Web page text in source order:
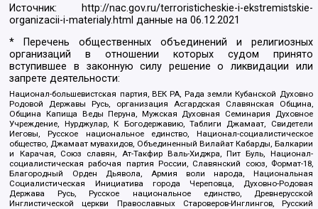
Источник:
http://nac.gov.ru/terroristicheskie-i-ekstremistskie-
organizacii-i-materialy.html данные на06.12.2021
* Перечень общественных объединений и религиозных
организаций в отношении которых судом принято
вступившее в законную силу решение о ликвидации или
запрете деятельности:
Национал-большевистская партия, ВЕК РА, Рада земли Кубанской Духовно
Родовой Державы Русь, организация Асгардская Славянская Община,
Община Капища Веды Перуна, Мужская Духовная Семинария Духовное
Учреждение, Нурджулар, К Богодержавию, Таблиги Джамаат, Свидетели
Иеговы, Русское национальное единство, Национал-социалистическое
общество, Джамаат мувахидов, Объединенный Вилайат Кабарды, Балкарии
и Карачая, Союз славян, Ат-Такфир Валь-Хиджра, Пит Буль, Национал-
социалистическая рабочая партия России, Славянский союз, Формат-18,
Благородный Орден Дьявола, Армия воли народа, Национальная
Социалистическая Инициатива города Череповца, Духовно-Родовая
Держава Русь, Русское национальное единство, Древнерусской
Инглистической церкви Православных Староверов-Инглингов, Русский